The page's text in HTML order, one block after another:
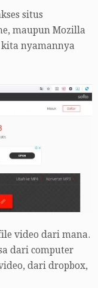
situs
maupun Mozilla
nyamannya
video dari mana.
dari computer
dari dropbox,